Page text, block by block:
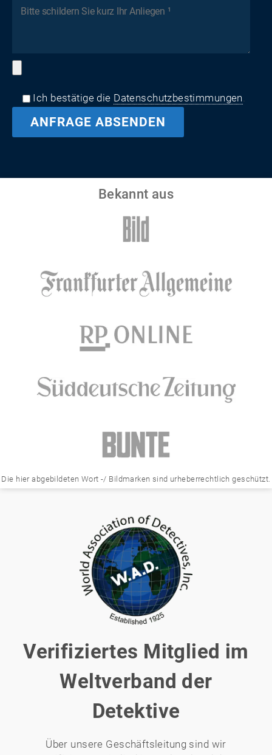
Ich bestätige die Datenschutzbestimmungen.
Bekannt aus
Die hier abgebildeten Wort -/ Bildmarken sind urheberrechtlich geschützt.
Verifiziertes Mitglied im
Weltverband der
Detektive
Über unsere Geschäftsleitung sind wir